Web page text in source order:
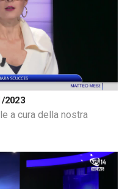
2023
a cura della nostra